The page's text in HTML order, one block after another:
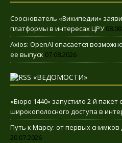
Сооснователь «Википедии»
платформы в интересах ЦРУ
Axios: OpenAI опасается
ее выпуск 07.08.2026
«ВЕДОМОСТИ»
«Бюро 1440» запустило 2-й пакет
широкополосного доступа в
Путь к Марсу: от первых
20.07.2026